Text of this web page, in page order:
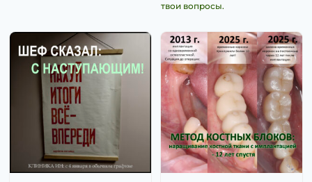
твои вопросы.